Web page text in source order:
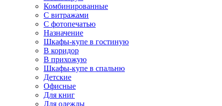
Комбинированные
С витражами
С фотопечатью
Назначение
Шкафы-купе в гостиную
В коридор
В прихожую
Шкафы-купе в спальню
Детские
Офисные
Для книг
Для одежды